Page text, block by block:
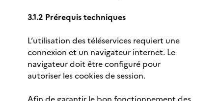
3.1.2 Prérequis techniques
L’utilisation des téléservices requiert une
connexion et un navigateur internet. Le
navigateur doit être configuré pour
autoriser les cookies de session.